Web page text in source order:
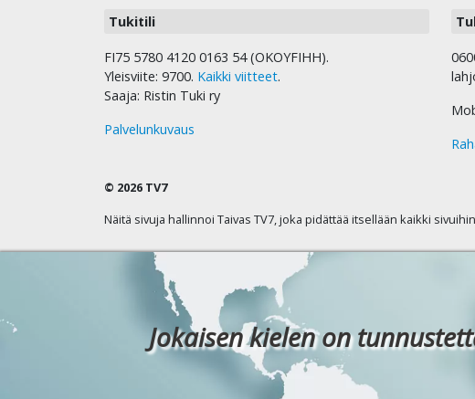
Tukitili
FI75 5780 4120 0163 54 (OKOYFIHH).
Yleisviite: 9700. Kaikki viitteet.
Saaja: Ristin Tuki ry
Palvelunkuvaus
© 2026 TV7
Näitä sivuja hallinnoi Taivas TV7, joka pidättää itsellään kaikki
Jokaisen kielen on